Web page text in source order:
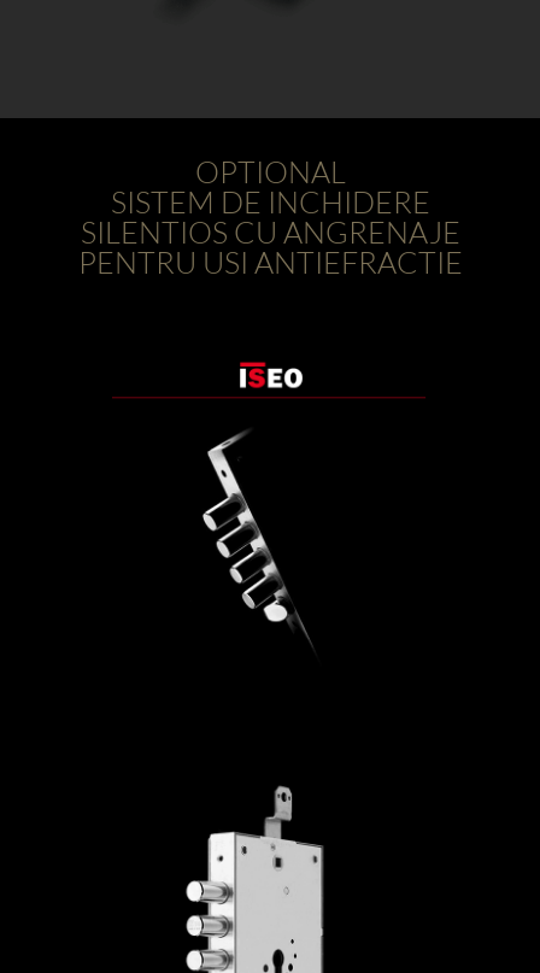
OPTIONAL
SISTEM DE INCHIDERE
SILENTIOS CU ANGRENAJE
PENTRU USI ANTIEFRACTIE